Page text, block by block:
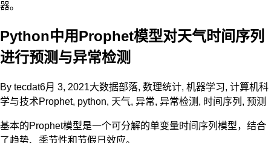
器。
Python中用Prophet模型对天气时间序列
进行预测与异常检测
By tecdat6月 3, 2021大数据部落, 数理统计, 机器学习, 计算机科
学与技术Prophet, python, 天气, 异常, 异常检测 , 时间序列 , 预测
基本的Prophet模型是一个可分解的单变量时间序列模型，结合
了趋势、季节性和节假日效应。